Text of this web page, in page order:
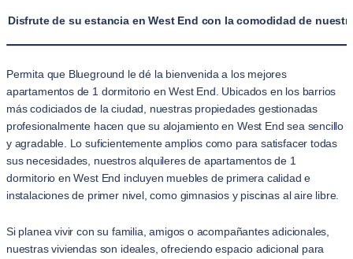
Disfrute de su estancia en West End con la comodidad de
Permita que Blueground le dé la bienvenida a los mejores
apartamentos de 1 dormitorio en West End. Ubicados en los barrios
más codiciados de la ciudad, nuestras propiedades gestionadas
profesionalmente hacen que su alojamiento en West End sea sencillo
y agradable. Lo suficientemente amplios como para satisfacer todas
sus necesidades, nuestros alquileres de apartamentos de 1
dormitorio en West End incluyen muebles de primera calidad e
instalaciones de primer nivel, como gimnasios y piscinas al aire libre.
Si planea vivir con su familia, amigos o acompañantes adicionales,
nuestras viviendas son ideales, ofreciendo espacio adicional para